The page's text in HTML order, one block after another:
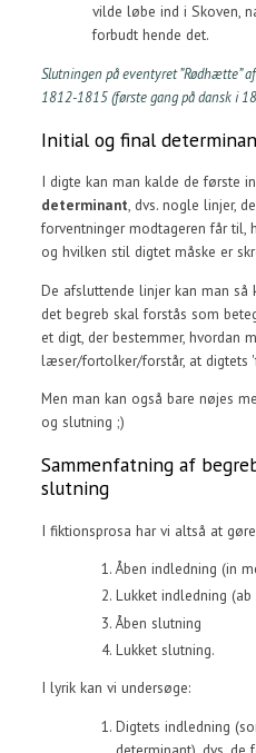
vilde løbe ind i Skoven,
forbudt hende det.
Slutningen på eventyret ”Rødhætte”
1812-1815 (første gang på dansk i
Initial og final
I digte kan man kalde de første
determinant, dvs. nogle linjer,
forventninger modtageren får til,
og hvilken stil digtet måske er
De afsluttende linjer kan man
det begreb skal forstås som
et digt, der bestemmer, hvordan
læser/fortolker/forstår, at digtets
Men man kan også bare nøjes
og slutning ;)
Sammenfatning af
slutning
I fiktionsprosa har vi altså at
Åben indledning (in
Lukket indledning (ab
Åben slutning
Lukket slutning.
I lyrik kan vi undersøge:
Digtets indledning